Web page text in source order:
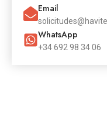
Email
WhatsApp
+34 692 98 34 06